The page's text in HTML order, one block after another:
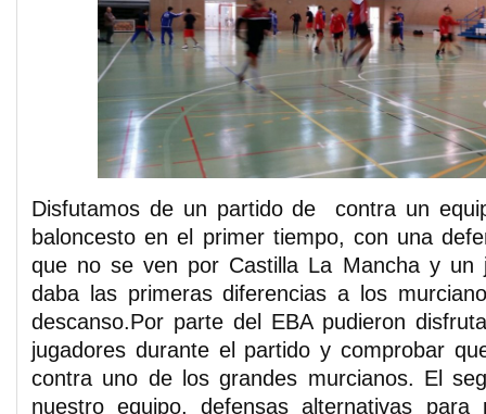
Disfutamos de un partido de contra un
baloncesto en el primer tiempo, con una
que no se ven por Castilla La Mancha y un
daba las primeras diferencias a los
descanso.Por parte del EBA pudieron
jugadores durante el partido y comprobar
contra uno de los grandes murcianos. El
nuestro equipo, defensas alternativas